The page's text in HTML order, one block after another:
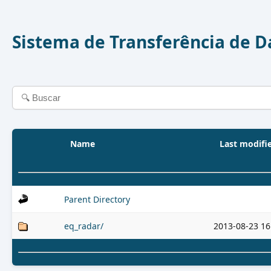
Sistema de Transferência de
Name Last
Parent Directory
eq_radar/ 2013-08-23